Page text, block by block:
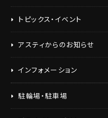
カウンター席有(33)
フリーWiFi(6)
静岡グルメ(20)
トピックス・イベント
アスティからのお知らせ
インフォメーション
駐輪場・駐車場